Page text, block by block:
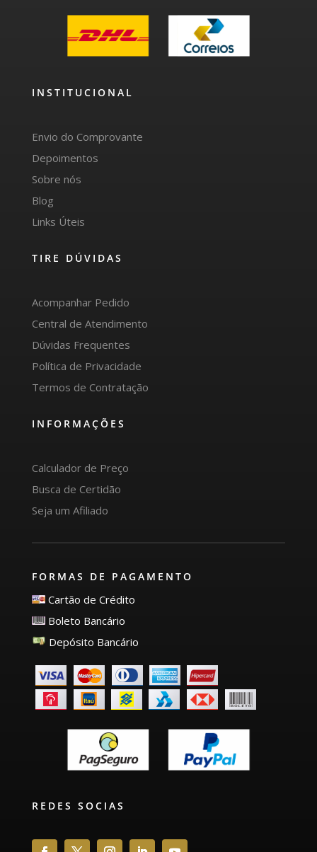
INSTITUCIONAL
Envio do Comprovante
Depoimentos
Sobre nós
Blog
Links Úteis
TIRE DÚVIDAS
Acompanhar Pedido
Central de Atendimento
Dúvidas Frequentes
Política de Privacidade
Termos de Contratação
INFORMAÇÕES
Calculador de Preço
Busca de Certidão
Seja um Afiliado
FORMAS DE PAGAMENTO
Cartão de Crédito
Boleto Bancário
Depósito Bancário
REDES SOCIAS